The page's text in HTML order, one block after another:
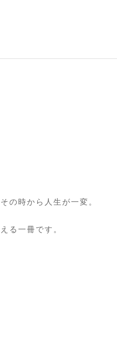
の時から人生が一変。
る一冊です。